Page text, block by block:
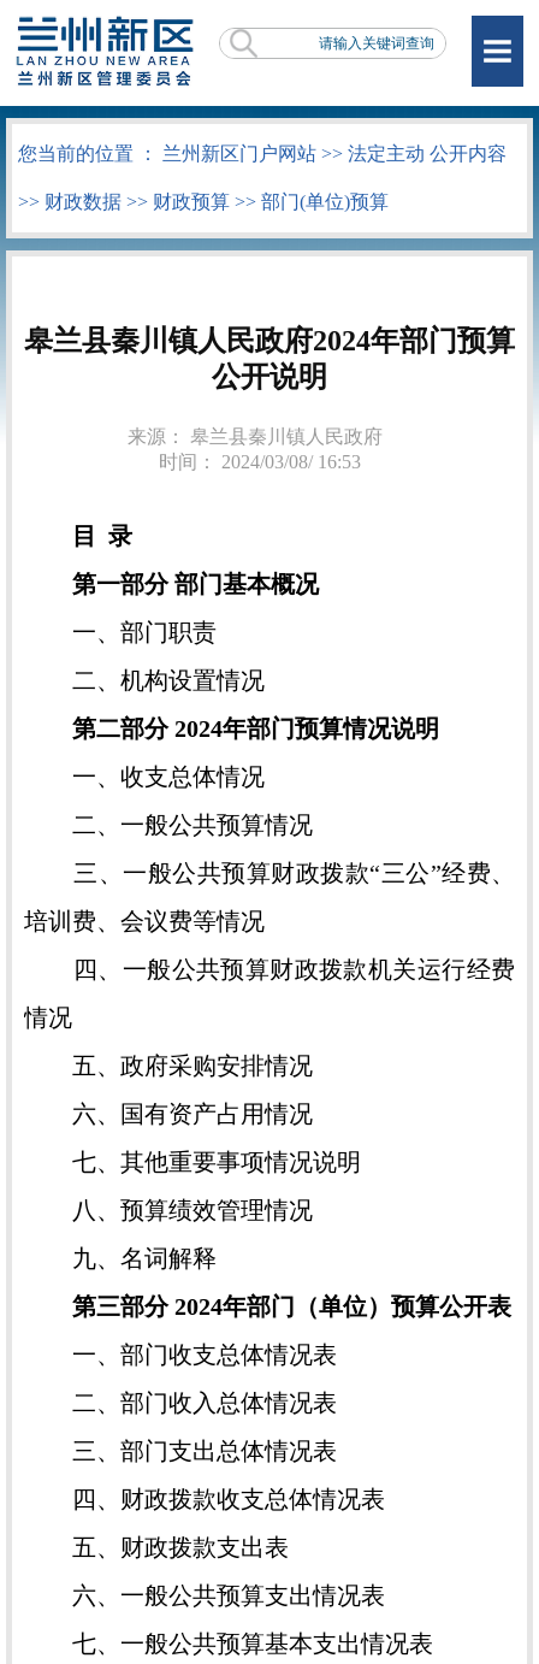
您当前的位置 ： 兰州新区门户网站 >> 法定主动 公开内容
>> 财政数据 >> 财政预算 >> 部门(单位)预算
皋兰县秦川镇人民政府2024年部门预算
公开说明
来源： 皋兰县秦川镇人民政府
时间： 2024/03/08/ 16:53
目 录
第一部分部门基本概况
一、部门职责
二、机构设置情况
第二部分 2024年部门预算情况说明
一、收支总体情况
二、一般公共预算情况
三、一般公共预算财政拨款“三公”经费、
培训费、会议费等情况
四、一般公共预算财政拨款机关运行经费
情况
五、政府采购安排情况
六、国有资产占用情况
七、其他重要事项情况说明
八、预算绩效管理情况
九、名词解释
第三部分 2024年部门（单位）预算公开表
一、部门收支总体情况表
二、部门收入总体情况表
三、部门支出总体情况表
四、财政拨款收支总体情况表
五、财政拨款支出表
六、一般公共预算支出情况表
七、一般公共预算基本支出情况表